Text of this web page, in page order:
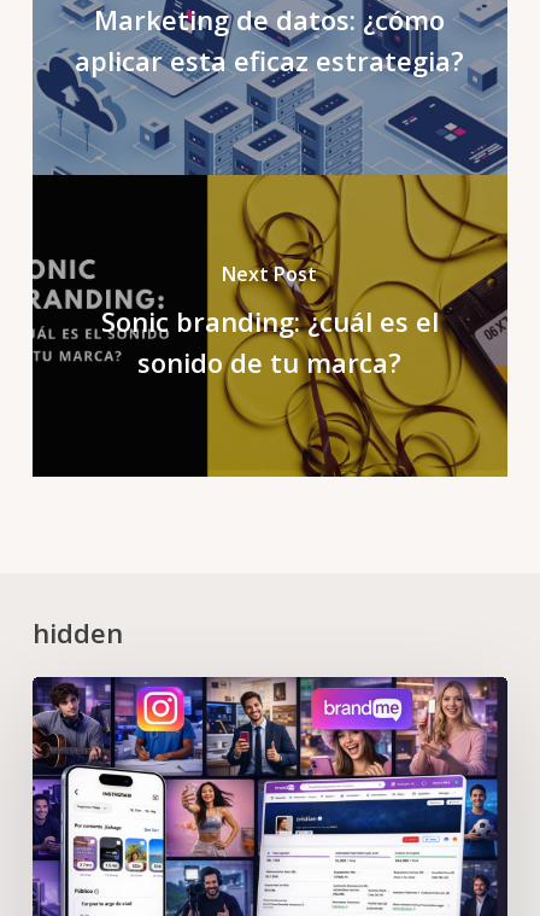
Marketing de datos: ¿cómo
aplicar esta eficaz estrategia?
Next Post
Sonic branding: ¿cuál es el
sonido de tu marca?
hidden